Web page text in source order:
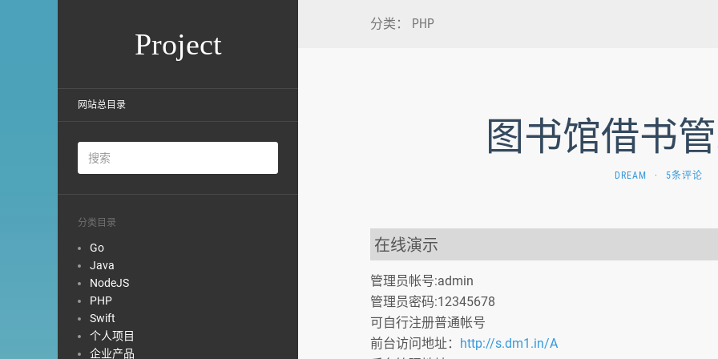
Project
网站总目录
分类目录
Go
Java
NodeJS
PHP
Swift
个人项目
企业产品
分类： PHP
图书馆借书
DREAM · 5条评论
在线演示
管理员帐号:admin
管理员密码:12345678
可自行注册普通帐号
前台访问地址： http://s.dm1.in/A